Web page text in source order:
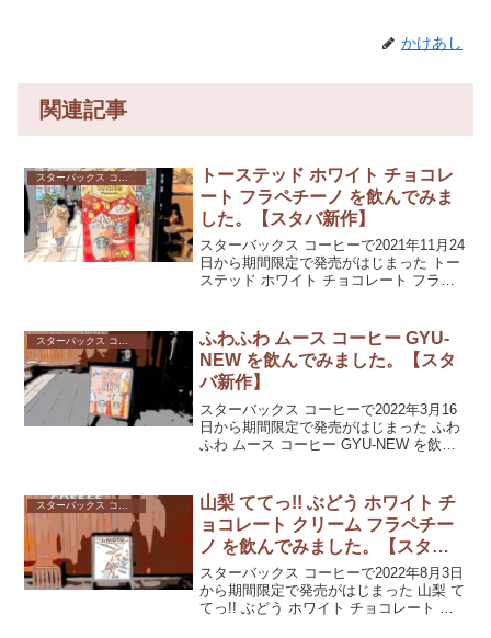
かけあし
関連記事
スターバックス コーヒー
トーステッド ホワイト チョコレ
ート フラペチーノ を飲んでみま
した。【スタバ新作】
スターバックス コーヒーで2021年11月24
日から期間限定で発売がはじまった トー
ステッド ホワイト チョコレート フラペ
あってホリデーシーズンにぴったり？
スターバックス コーヒー
ふわふわ ムース コーヒー GYU-
NEW を飲んでみました。【スタ
バ新作】
スターバックス コーヒーで2022年3月16
日から期間限定で発売がはじまった ふわ
ふわ ムース コーヒー GYU-NEW を飲ん
きるドリンクでしたよ。
山梨 ててっ!! ぶどう ホワイト チ
ョコレート クリーム フラペチー
ノ を飲んでみました。【スタバ
新作】
スターバックス コーヒーで2022年8月3日
から期間限定で発売がはじまった 山梨 て
てっ!! ぶどう ホワイト チョコレート ク